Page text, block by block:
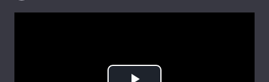
Екологія Регіони
Статті